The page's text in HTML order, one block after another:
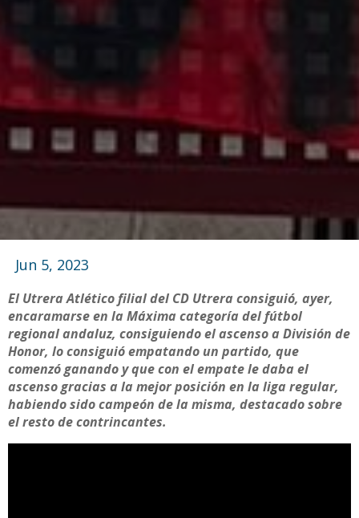
Jun 5, 2023
El Utrera Atlético filial del CD Utrera consiguió, ayer,
encaramarse en la Máxima categoría del fútbol
regional andaluz, consiguiendo el ascenso a División de
Honor, lo consiguió empatando un partido, que
comenzó ganando y que con el empate le daba el
ascenso gracias a la mejor posición en la liga regular,
habiendo sido campeón de la misma, destacado sobre
el resto de contrincantes.